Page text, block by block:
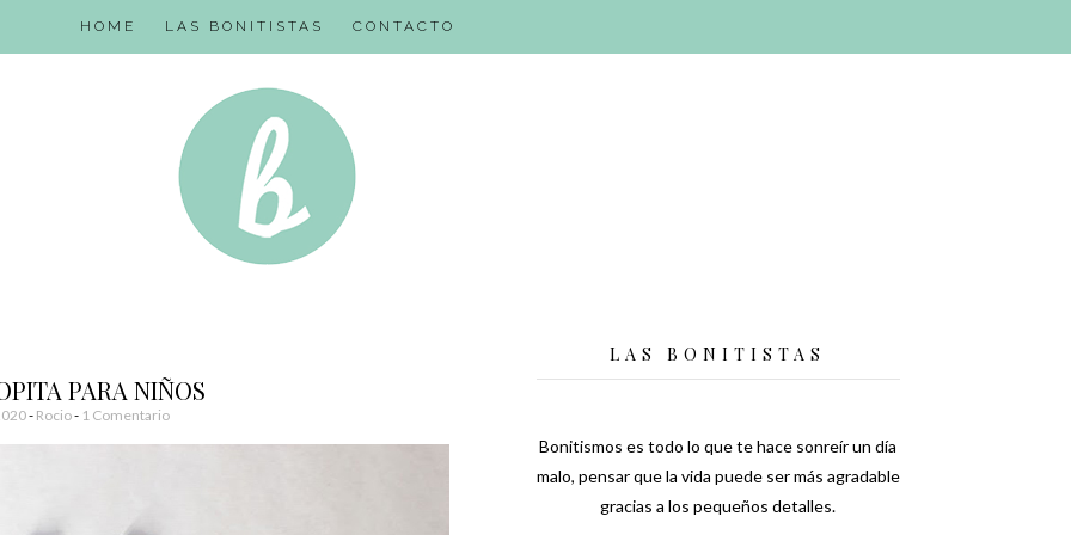
HOME LAS BONITISTAS CONTACTO
PARA NIÑOS
- Rocio 1 Comentario
LAS BONITISTAS
Bonitismos es todo lo que te hace sonreír un día
malo, pensar que la vida puede ser más agradable
gracias a los pequeños detalles.